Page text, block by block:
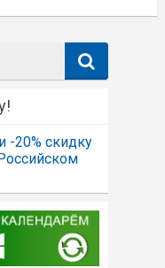
-20% скидку